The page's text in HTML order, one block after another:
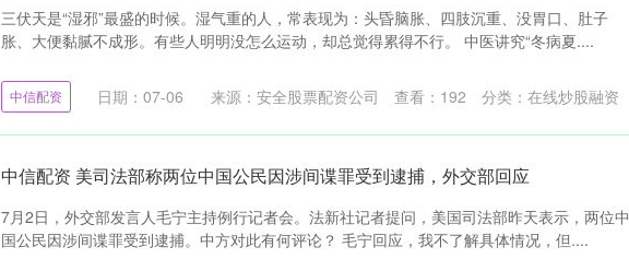
三伏天是“湿邪”最盛的时候。湿气重的人，常表现为：头昏脑胀、四肢沉重、没胃口、肚子
胀、大便黏腻不成形。有些人明明没怎么运动，却总觉得累得不行。 中医讲究“冬病夏....
中信配资 日期：07-06 来源：安全股票配资公司 查看： 192 分类： 在线炒股融资
中信配资 美司法部称两位中国公民因涉间谍罪受到逮捕，外交部回应
7月2日，外交部发言人毛宁主持例行记者会。法新社记者提问，美国司法部昨天表示，两位中
国公民因涉间谍罪受到逮捕。中方对此有何评论？ 毛宁回应，我不了解具体情况，但....